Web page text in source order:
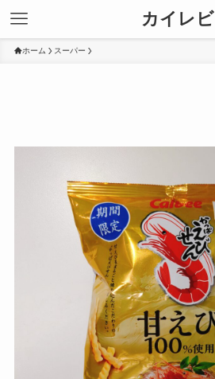
カイレビ
ホーム スーパー